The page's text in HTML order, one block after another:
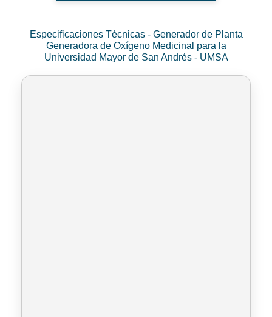
Especificaciones Técnicas - Generador de Planta
Generadora de Oxígeno Medicinal para la
Universidad Mayor de San Andrés - UMSA